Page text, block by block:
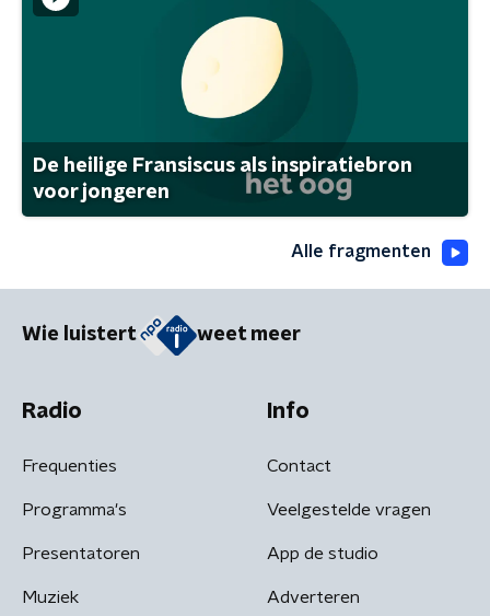
De heilige Fransiscus als inspiratiebron
voor jongeren
Alle fragmenten
Wie luistert weet meer
Radio
Frequenties
Programma's
Presentatoren
Muziek
Info
Contact
Veelgestelde vragen
App de studio
Adverteren